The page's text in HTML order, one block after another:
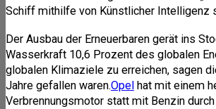
Schiff mithilfe von Künstlicher Intelligenz
Der Ausbau der Erneuerbaren gerät ins
Wasserkraft 10,6 Prozent des globalen
globalen Klimaziele zu erreichen, sagen
Jahre gefallen waren.Opel hat mit einem
Verbrennungsmotor statt mit Benzin